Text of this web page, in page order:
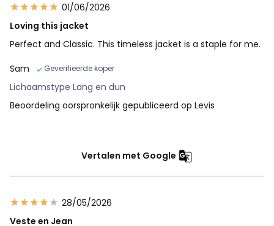
01/06/2026
Loving this jacket
Perfect and Classic. This timeless jacket is a staple for me.
Sam
Geverifieerde koper
Lichaamstype Lang en dun
Beoordeling oorspronkelijk gepubliceerd op Levis
Vertalen met Google
28/05/2026
Veste en Jean